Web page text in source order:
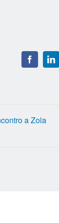
Facebook
a Zola